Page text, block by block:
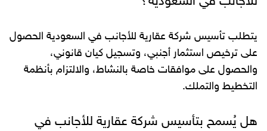
يتطلب تأسيس شركة عقارية للأجانب في السعودية الحصول
على ترخيص استثمار أجنبي، وتسجيل كيان قانوني،
والحصول على موافقات خاصة بالنشاط، والالتزام بأنظمة
التخطيط والتملك.
هل يُسمح بتأسيس شركة عقارية للأجانب في